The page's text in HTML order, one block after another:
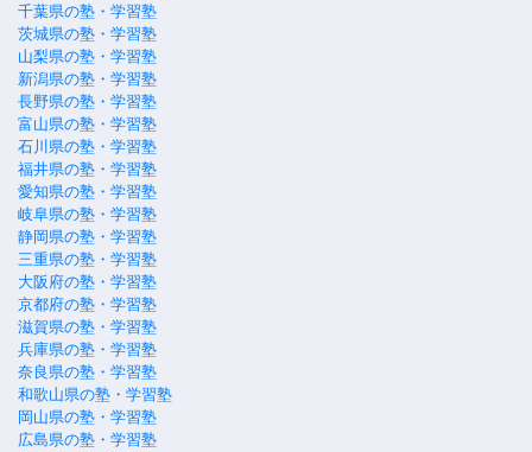
千葉県の塾・学習塾
茨城県の塾・学習塾
山梨県の塾・学習塾
新潟県の塾・学習塾
長野県の塾・学習塾
富山県の塾・学習塾
石川県の塾・学習塾
福井県の塾・学習塾
愛知県の塾・学習塾
岐阜県の塾・学習塾
静岡県の塾・学習塾
三重県の塾・学習塾
大阪府の塾・学習塾
京都府の塾・学習塾
滋賀県の塾・学習塾
兵庫県の塾・学習塾
奈良県の塾・学習塾
和歌山県の塾・学習塾
岡山県の塾・学習塾
広島県の塾・学習塾